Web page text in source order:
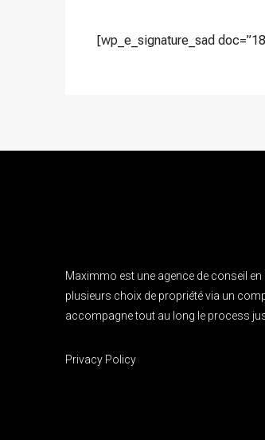
[wp_e_signature_sad
Maximmo est une agence de conseil
plusieurs choix de propriété via un
accompagne tout au long le process
Privacy Policy